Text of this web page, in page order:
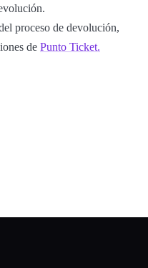
proceso de devolución,
de Punto Ticket.